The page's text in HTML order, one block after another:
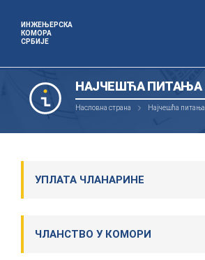
ИНЖЕЊЕРСКА
КОМОРА
СРБИЈЕ
НАЈЧЕШЋА ПИТАЊА
Насловна страна Најчешћа питања
УПЛАТА ЧЛАНАРИНЕ
ЧЛАНСТВО У КОМОРИ